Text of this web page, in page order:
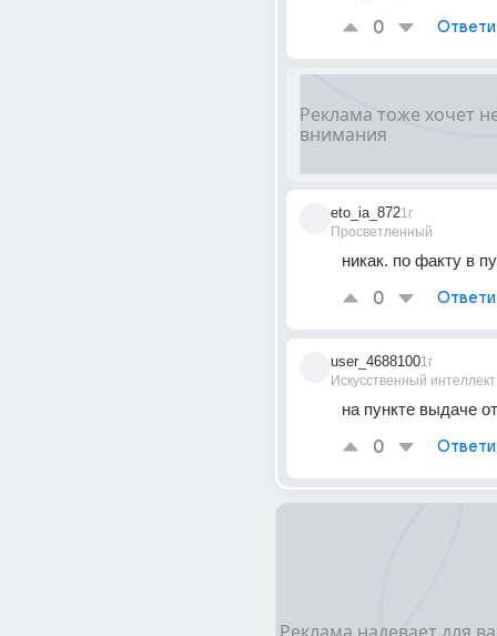
0
eto_ia_872
Просветленный
1г
никак. по факту в
0
user_4688100
Искусственный интеллект
1г
на пункте выдаче
0